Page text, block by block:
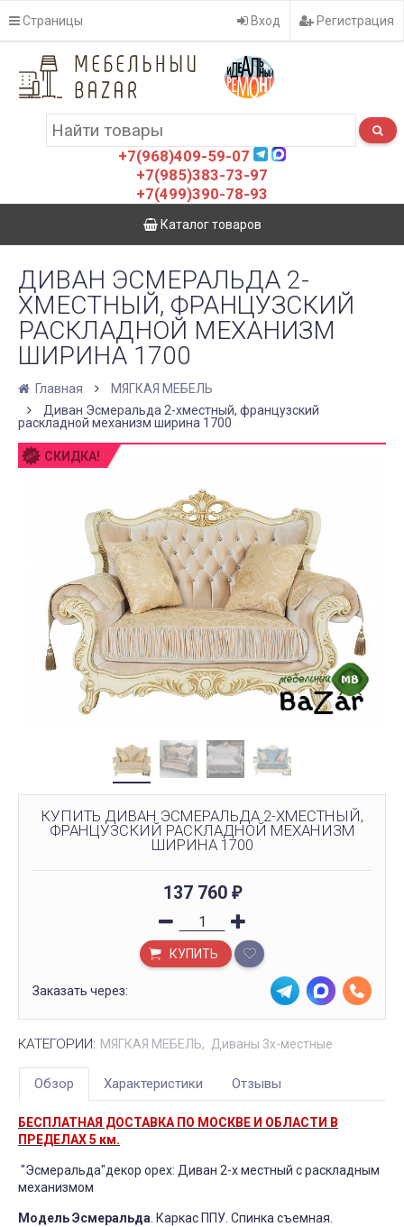
Страницы Вход Регистрация
+7(968)409-59-07
+7(985)383-73-97
+7(499)390-78-93
Каталог товаров
ДИВАН ЭСМЕРАЛЬДА 2-
ХМЕСТНЫЙ, ФРАНЦУЗСКИЙ
РАСКЛАДНОЙ МЕХАНИЗМ
ШИРИНА 1700
Главная
МЯГКАЯ МЕБЕЛЬ
Диван Эсмеральда 2-хместный, французский
раскладной механизм ширина 1700
СКИДКА!
КУПИТЬ ДИВАН ЭСМЕРАЛЬДА 2-ХМЕСТНЫЙ,
ФРАНЦУЗСКИЙ РАСКЛАДНОЙ МЕХАНИЗМ
ШИРИНА 1700
137 760 ₽
КУПИТЬ
Заказать через:
КАТЕГОРИИ: МЯГКАЯ МЕБЕЛЬ Диваны 3х-местные
Обзор Характеристики Отзывы
БЕСПЛАТНАЯ ДОСТАВКА ПО МОСКВЕ И ОБЛАСТИ В
ПРЕДЕЛАХ 5 км.
"Эсмеральда"декор орех: Диван 2-х местный с раскладным
механизмом
Модель Эсмеральда . Каркас ППУ. Спинка съемная.